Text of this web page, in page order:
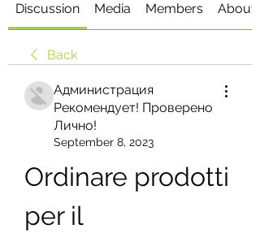
Discussion Media Members About
Back
Администрация
Рекомендует! Проверено
Лично!
September 8, 2023
Ordinare prodotti
per il